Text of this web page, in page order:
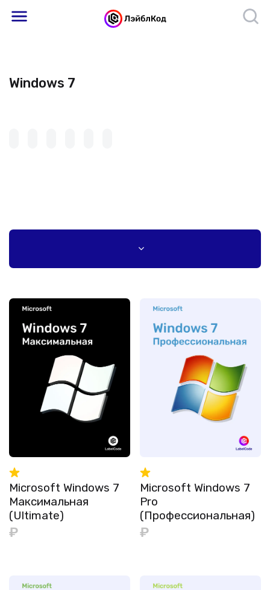
Windows 7
Microsoft Windows 7
Максимальная
(Ultimate)
₽
Microsoft Windows 7
Pro
(Профессиональная)
₽